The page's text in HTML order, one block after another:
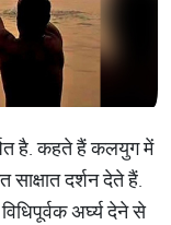
है. कहते हैं कलयुग में
साक्षात दर्शन देते हैं.
अर्घ्य देने से